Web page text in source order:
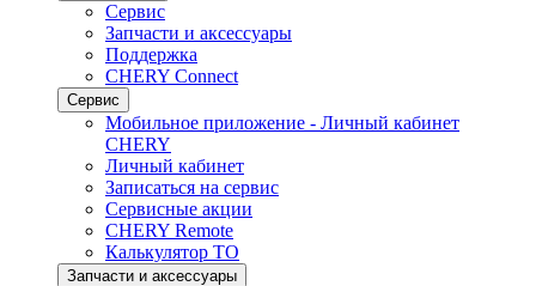
Сервис
Запчасти и аксессуары
Поддержка
CHERY Connect
Сервис
Мобильное приложение - Личный кабинет
CHERY
Личный кабинет
Записаться на сервис
Сервисные акции
CHERY Remote
Калькулятор ТО
Запчасти и аксессуары